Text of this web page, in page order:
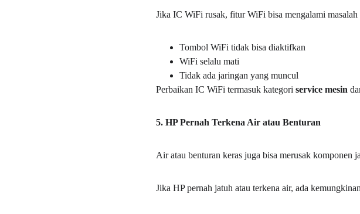
Jika IC WiFi rusak, fitur WiFi bisa mengalami masalah
Tombol WiFi tidak bisa diaktifkan
WiFi selalu mati
Tidak ada jaringan yang muncul
Perbaikan IC WiFi termasuk kategori service mesin
5. HP Pernah Terkena Air atau Benturan
Air atau benturan keras juga bisa merusak komponen
Jika HP pernah jatuh atau terkena air, ada